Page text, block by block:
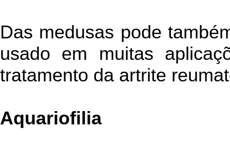
Das medusas pode
usado em muitas
tratamento da artrite
Aquariofilia